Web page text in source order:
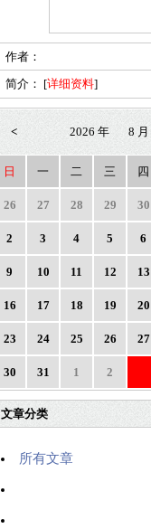
作者：
简介： [详细资料]
< 2026 年 8 月
日 一 二 三 四
26 27 28 29 30
2 3 4 5 6
9 10 11 12 13
16 17 18 19 20
23 24 25 26 27
30 31 1 2
文章分类
所有文章